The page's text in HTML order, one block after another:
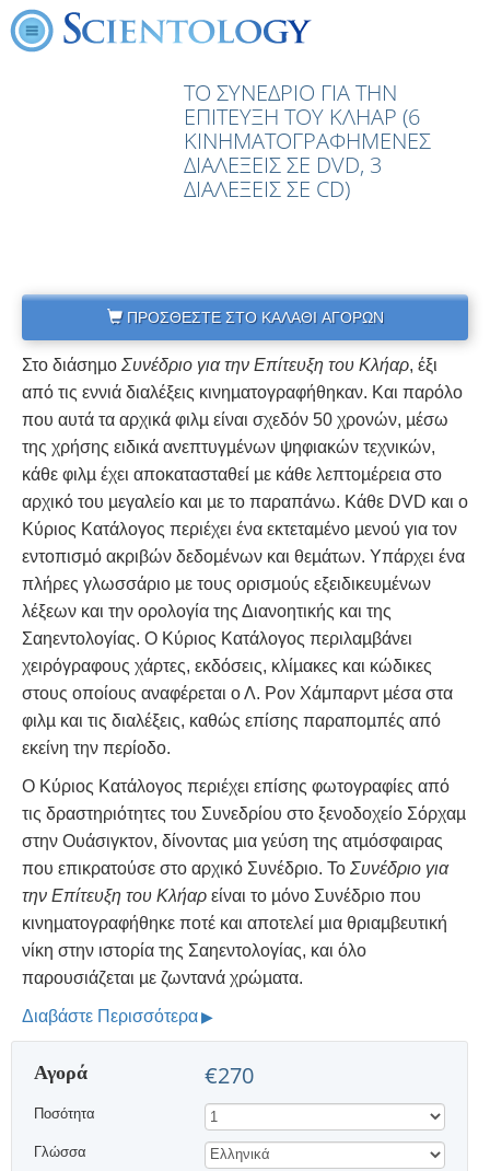
ΤΟ ΣΥΝΕΔΡΙΟ ΓΙΑ ΤΗΝ
ΕΠΙΤΕΥΞΗ ΤΟΥ ΚΛΗΑΡ (6
ΚΙΝΗΜΑΤΟΓΡΑΦΗΜΕΝΕΣ
ΔΙΑΛΕΞΕΙΣ ΣΕ DVD, 3
ΔΙΑΛΕΞΕΙΣ ΣΕ CD)
ΠΡΟΣΘΕΣΤΕ ΣΤΟ ΚΑΛΑΘΙ ΑΓΟΡΩΝ
Στο διάσηµο Συνέδριο για την Επίτευξη του Κλήαρ, έξι
από τις εννιά διαλέξεις κινηµατογραφήθηκαν. Και παρόλο
που αυτά τα αρχικά φιλµ είναι σχεδόν 50 χρονών, µέσω
της χρήσης ειδικά ανεπτυγµένων ψηφιακών τεχνικών,
κάθε φιλµ έχει αποκατασταθεί µε κάθε λεπτοµέρεια στο
αρχικό του µεγαλείο και µε το παραπάνω. Κάθε DVD και ο
Κύριος Κατάλογος περιέχει ένα εκτεταµένο µενού για τον
εντοπισµό ακριβών δεδοµένων και θεµάτων. Υπάρχει ένα
πλήρες γλωσσάριο µε τους ορισµούς εξειδικευµένων
λέξεων και την ορολογία της Διανοητικής και της
Σαηεντολογίας. Ο Κύριος Κατάλογος περιλαµβάνει
χειρόγραφους χάρτες, εκδόσεις, κλίµακες και κώδικες
στους οποίους αναφέρεται ο Λ. Ρον Χάμπαρντ µέσα στα
φιλµ και τις διαλέξεις, καθώς επίσης παραποµπές από
εκείνη την περίοδο.
Ο Κύριος Κατάλογος περιέχει επίσης φωτογραφίες από
τις δραστηριότητες του Συνεδρίου στο ξενοδοχείο Σόρχαµ
στην Ουάσιγκτον, δίνοντας µια γεύση της ατµόσφαιρας
που επικρατούσε στο αρχικό Συνέδριο. Το Συνέδριο για
την Επίτευξη του Κλήαρ είναι το µόνο Συνέδριο που
κινηµατογραφήθηκε ποτέ και αποτελεί µια θριαµβευτική
νίκη στην ιστορία της Σαηεντολογίας, και όλο
παρουσιάζεται µε ζωντανά χρώµατα.
Διαβάστε Περισσότερα
Αγορά €270
Ποσότητα
Γλώσσα